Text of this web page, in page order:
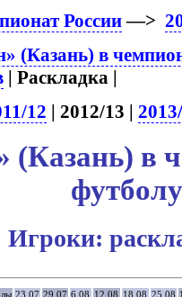
России—>
(Казань) в
| Раскладка |
12 | 2012/13 |
(Казань) в
Игроки:
23.07 29.07 6.08 12.08 18.08 25.08